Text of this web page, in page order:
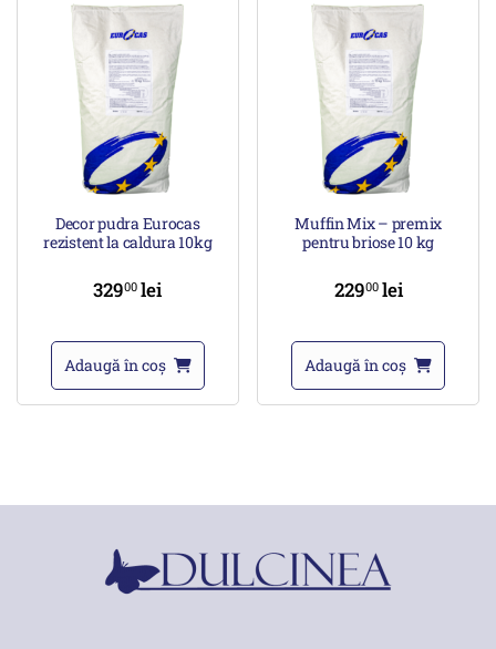
Decor pudra Eurocas
rezistent la caldura 10kg
32900lei
Adaugă în coș
Muffin Mix – premix
pentru briose 10 kg
22900 lei
Adaugă în coș